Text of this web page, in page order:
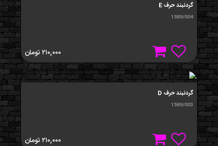
گردنبند حرف E
1589/004
۲۱۰,۰۰۰تومان
گردنبند حرف D
1589/003
۲۱۰,۰۰۰تومان